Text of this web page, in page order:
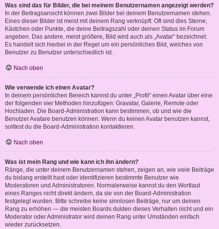
Was sind das für Bilder, die bei meinem Benutzernamen angezeigt werden?
In der Beitragsansicht können zwei Bilder bei deinem Benutzernamen stehen.
Eines dieser Bilder ist meist mit deinem Rang verknüpft: Oft sind dies Sterne,
Kästchen oder Punkte, die deine Beitragszahl oder deinen Status im Forum
angeben. Das andere, meist größere, Bild wird auch als „Avatar“ bezeichnet.
Es handelt sich hierbei in der Regel um ein persönliches Bild, welches von
Benutzer zu Benutzer unterschiedlich ist.
Nach oben
Wie verwende ich einen Avatar?
In deinem persönlichen Bereich kannst du unter „Profil“ einen Avatar über eine
der folgenden vier Methoden hinzufügen: Gravatar, Galerie, Remote oder
Hochladen. Die Board-Administration kann bestimmen, ob und wie die
Benutzer Avatare benutzen können. Wenn du keinen Avatar benutzen kannst,
solltest du die Board-Administration kontaktieren.
Nach oben
Was ist mein Rang und wie kann ich ihn ändern?
Ränge, die unter deinem Benutzernamen stehen, zeigen an, wie viele Beiträge
du bislang erstellt hast oder identifizieren bestimmte Benutzer wie
Moderatoren und Administratoren. Normalerweise kannst du den Wortlaut
eines Ranges nicht direkt ändern, da sie von der Board-Administration
festgelegt wurden. Bitte schreibe keine sinnlosen Beiträge, nur um deinen
Rang zu erhöhen — die meisten Boards dulden dieses Verhalten nicht und ein
Moderator oder Administrator wird deinen Rang unter Umständen einfach
wieder zurücksetzen.